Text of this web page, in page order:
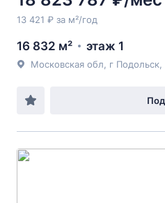
13 421 ₽ за м²/год
16 832 м² этаж 1